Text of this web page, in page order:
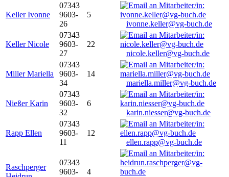
Keller Ivonne
07343
9603-
26
5
ivonne.keller@vg-buch.de
Keller Nicole
07343
9603-
27
22
nicole.keller@vg-buch.de
Miller Mariella
07343
9603-
34
14
mariella.miller@vg-buch.de
Nießer Karin
07343
9603-
32
6
karin.niesser@vg-buch.de
Rapp Ellen
07343
9603-
11
12
ellen.rapp@vg-buch.de
Raschperger
07343
9603-
4